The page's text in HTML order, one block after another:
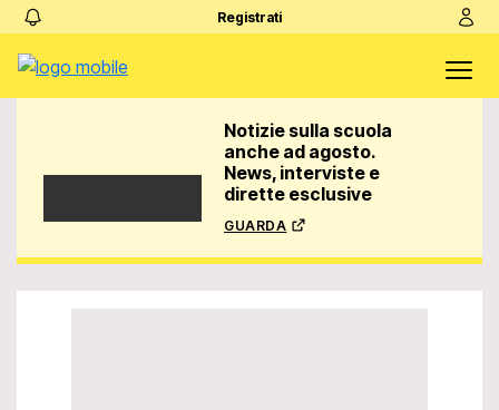
Registrati
Notizie sulla scuola
anche ad agosto.
News, interviste e
dirette esclusive
guarda